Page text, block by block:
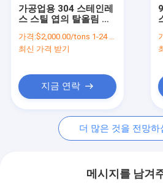
뉴스
견적 요청
아연 도금 코일 시트
가공업용 304 스테인레
스 스틸 엽의 탈올림 및
가격:$2,000.00/tons 1-24 tons
최신 가격 받기
지금 연락
더 많은 것을 전망하
메시지를 남겨